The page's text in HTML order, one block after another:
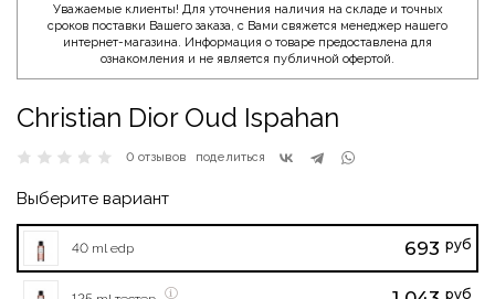
Уважаемые клиенты! Для уточнения наличия на складе и точных
сроков поставки Вашего заказа, с Вами свяжется менеджер нашего
интернет-магазина. Информация о товаре предоставлена для
ознакомления и не является публичной офертой.
Christian Dior Oud Ispahan
0 отзывов поделиться
Выберите вариант
40 ml edp 693 руб
руб